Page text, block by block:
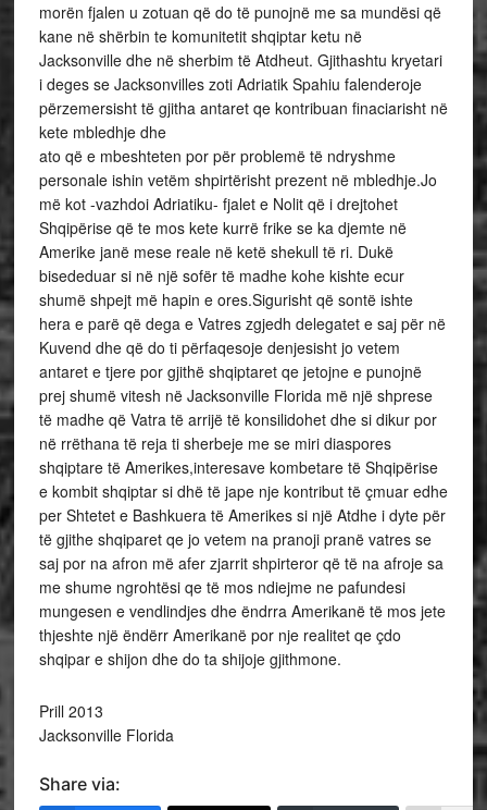
morën fjalen u zotuan që do të punojnë me sa mundësi që
kane në shërbin te komunitetit shqiptar ketu në
Jacksonville dhe në sherbim të Atdheut. Gjithashtu kryetari
i deges se Jacksonvilles zoti Adriatik Spahiu falenderoje
përzemersisht të gjitha antaret qe kontribuan finaciarisht në
kete mbledhje dhe
ato që e mbeshteten por për problemë të ndryshme
personale ishin vetëm shpirtërisht prezent në mbledhje.Jo
më kot -vazhdoi Adriatiku- fjalet e Nolit që i drejtohet
Shqipërise që te mos kete kurrë frike se ka djemte në
Amerike janë mese reale në ketë shekull të ri. Dukë
bisededuar si në një sofër të madhe kohe kishte ecur
shumë shpejt më hapin e ores.Sigurisht që sontë ishte
hera e parë që dega e Vatres zgjedh delegatet e saj për në
Kuvend dhe që do ti përfaqesoje denjesisht jo vetem
antaret e tjere por gjithë shqiptaret qe jetojne e punojnë
prej shumë vitesh në Jacksonville Florida më një shprese
të madhe që Vatra të arrijë të konsilidohet dhe si dikur por
në rrëthana të reja ti sherbeje me se miri diaspores
shqiptare të Amerikes,interesave kombetare të Shqipërise
e kombit shqiptar si dhë të jape nje kontribut të çmuar edhe
per Shtetet e Bashkuera të Amerikes si një Atdhe i dyte për
të gjithe shqiparet qe jo vetem na pranoji pranë vatres se
saj por na afron më afer zjarrit shpirteror që të na afroje sa
me shume ngrohtësi qe të mos ndiejme ne pafundesi
mungesen e vendlindjes dhe ëndrra Amerikanë të mos jete
thjeshte një ëndërr Amerikanë por nje realitet qe çdo
shqipar e shijon dhe do ta shijoje gjithmone.
Prill 2013
Jacksonville Florida
Share via: